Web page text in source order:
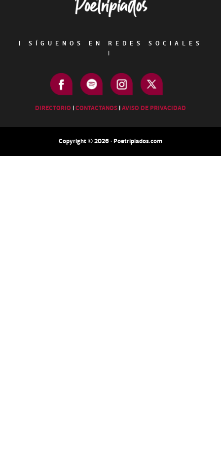
|
SÍGUENOS EN REDES SOCIALES
|
DIRECTORIO |CONTACTANOS |AVISO DE PRIVACIDAD
Copyright © 2026 · Poetripiados.com